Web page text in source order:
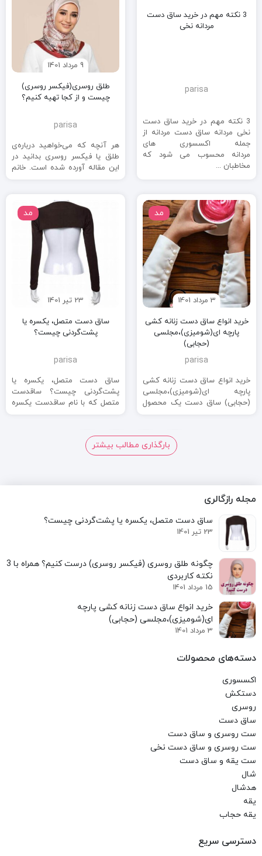
3 نکته مهم در خرید ساق دست
مردانه نخی
parisa
3 نکته مهم در خرید ساق دست
نخی مردانه ساق دست مردانه از
جمله اکسسوری های
مردانه محسوب می شود که
مخاطبان ...
9 مرداد 1401
طلق روسری(فیکسر روسری)
چیست و از کجا تهیه کنیم؟
parisa
هر آنچه که می‌خواهید درباره‌ی
طلق یا فیکسر روسری بدانید در
این مقاله آورده شده است. خانم
مد
3 مرداد 1401
خرید انواع ساق دست زنانه کشی
پارچه ای(شومیزی)،مجلسی
(حجابی)
parisa
خرید انواع ساق دست زنانه کشی
پارچه ای(شومیزی)،مجلسی
(حجابی) ساق دست یک محصول
مد
23 تیر 1401
ساق دست متصل، یکسره یا
پشت‌گردنی چیست؟
parisa
ساق دست متصل، یکسره یا
پشت‌گردنی چیست؟ ساقدست
متصل که با نام ساقدست یکسره
1
2
3
بارگذاری مطالب بیشتر
مجله رازگالری
ساق دست متصل، یکسره یا پشت‌گردنی چیست؟
23 تیر 1401
نکته کاربردی
15 مرداد 1401
خرید انواع ساق دست زنانه کشی پارچه
ای(شومیزی)،مجلسی (حجابی)
3 مرداد 1401
دسته‌های محصولات
اکسسوری
دستکش
روسری
ساق دست
ست روسری و ساق دست
ست روسری و ساق دست نخی
ست یقه و ساق دست
شال
هدشال
یقه
یقه حجاب
دسترسی سریع